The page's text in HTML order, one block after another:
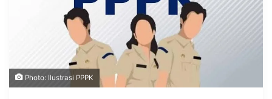
Photo: Ilustrasi PPPK